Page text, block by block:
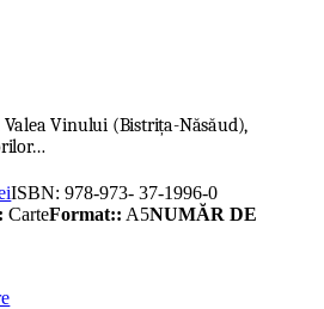
Vinului (Bistrița-Năsăud),
ISBN:978-973- 37-1996-0
CarteFormat:: A5NUMĂR DE